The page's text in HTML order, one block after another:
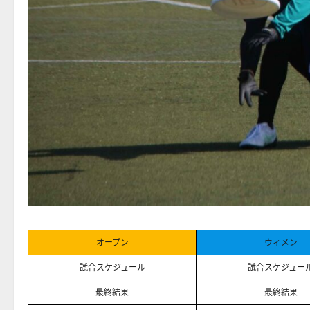
オープン ウィメン
試合スケジュール 試合スケジュー
最終結果 最終結果